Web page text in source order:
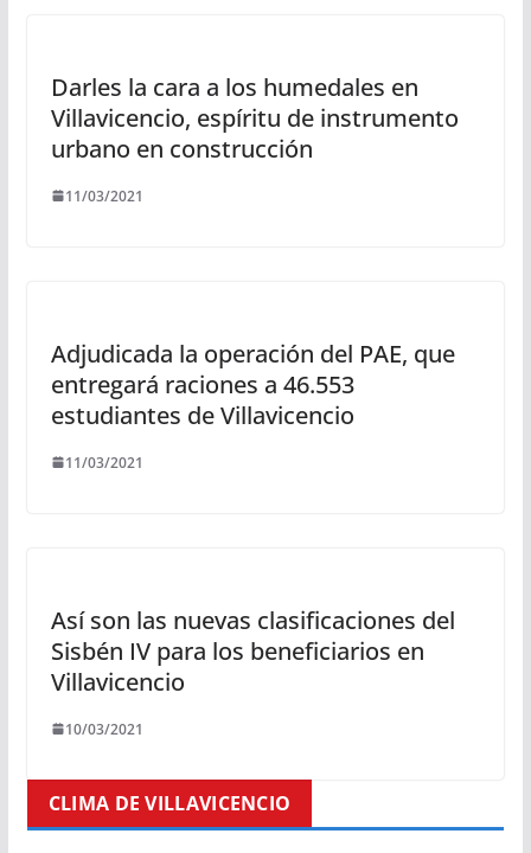
Darles la cara a los humedales en
Villavicencio, espíritu de instrumento
urbano en construcción
11/03/2021
Adjudicada la operación del PAE, que
entregará raciones a 46.553
estudiantes de Villavicencio
11/03/2021
Así son las nuevas clasificaciones del
Sisbén IV para los beneficiarios en
Villavicencio
10/03/2021
CLIMA DE VILLAVICENCIO